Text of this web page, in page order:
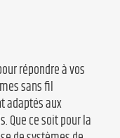
répondre à vos
sans fil
adaptés aux
Que ce soit pour la